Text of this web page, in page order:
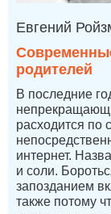
Евгений
родителей
В последние
расходится по
интернет.
и соли.
запозданием
также потому